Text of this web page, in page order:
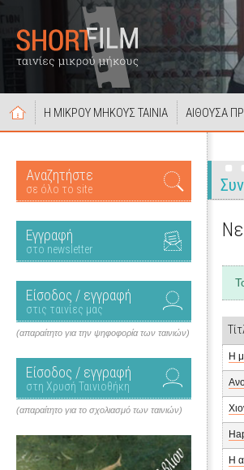
Η ΜΙΚΡΟΥ ΜΗΚΟΥΣ ΤΑΙΝΙΑ ΑΙΘΟΥΣΑ
Αναζητήστε
σε όλο το site
Εγγραφή
στο newsletter
Είσοδος / εγγραφή
στις ταινίες μας
(απαραίτητο για την ψηφοφορία των ταινιών)
Είσοδος / εγγραφή
στη Χρυσή Ταινιοθήκη
(απαραίτητο για το σχολιασμό των ταινιών)
Η
Η